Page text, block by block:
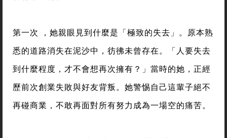
第一次 ，她親眼見到什麼是「極致的失去」。原本熟
悉的道路消失在泥沙中，彷彿未曾存在。「人要失去
到什麼程度，才不會想再次擁有？」當時的她，正經
歷前次創業失敗與好友背叛。她警惕自己這輩子絕不
再碰商業，不敢再面對所有努力成為一場空的痛苦。